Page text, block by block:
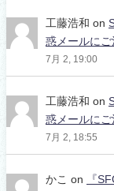
工藤浩和 on
惑メールにご
7月 2, 19:00
工藤浩和 on
惑メールにご
7月 2, 18:55
かこ on
『